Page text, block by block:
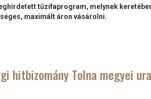
tűzifaprogram, melynek
maximált áron vásárolni.
hitbizomány Tolna megyei